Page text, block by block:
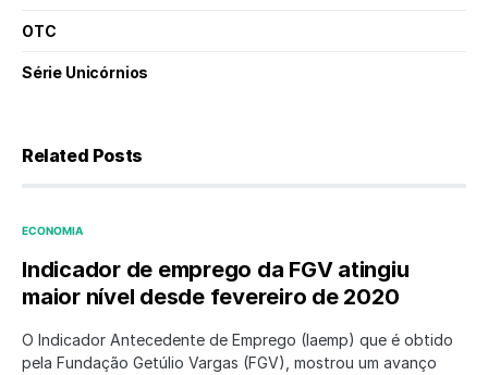
OTC
Série Unicórnios
Related Posts
ECONOMIA
Indicador de emprego da FGV atingiu
maior nível desde fevereiro de 2020
O Indicador Antecedente de Emprego (Iaemp) que é obtido
pela Fundação Getúlio Vargas (FGV), mostrou um avanço